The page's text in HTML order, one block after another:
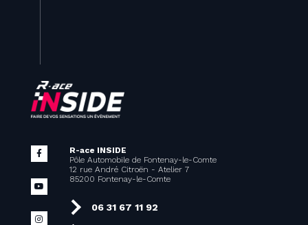
R-ace INSIDE
Pôle Automobile de Fontenay-le-Comte
12 rue André Citroën - Atelier 7
85200 Fontenay-le-Comte
06 31 67 11 92